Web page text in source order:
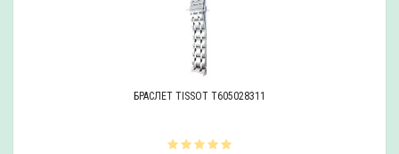
БРАСЛЕТ TISSOT T605028311